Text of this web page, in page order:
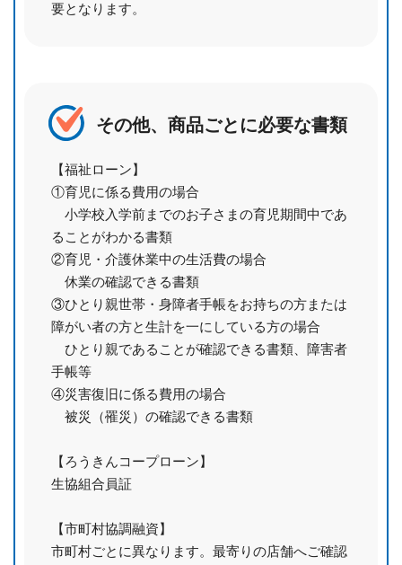
要となります。
その他、商品ごとに必要な書類
【福祉ローン】
①育児に係る費用の場合
小学校入学前までのお子さまの育児期間中であ
ることがわかる書類
②育児・介護休業中の生活費の場合
休業の確認できる書類
③ひとり親世帯・身障者手帳をお持ちの方または
障がい者の方と生計を一にしている方の場合
ひとり親であることが確認できる書類、障害者
手帳等
④災害復旧に係る費用の場合
被災（罹災）の確認できる書類
【ろうきんコープローン】
生協組合員証
【市町村協調融資】
市町村ごとに異なります。最寄りの店舗へご確認